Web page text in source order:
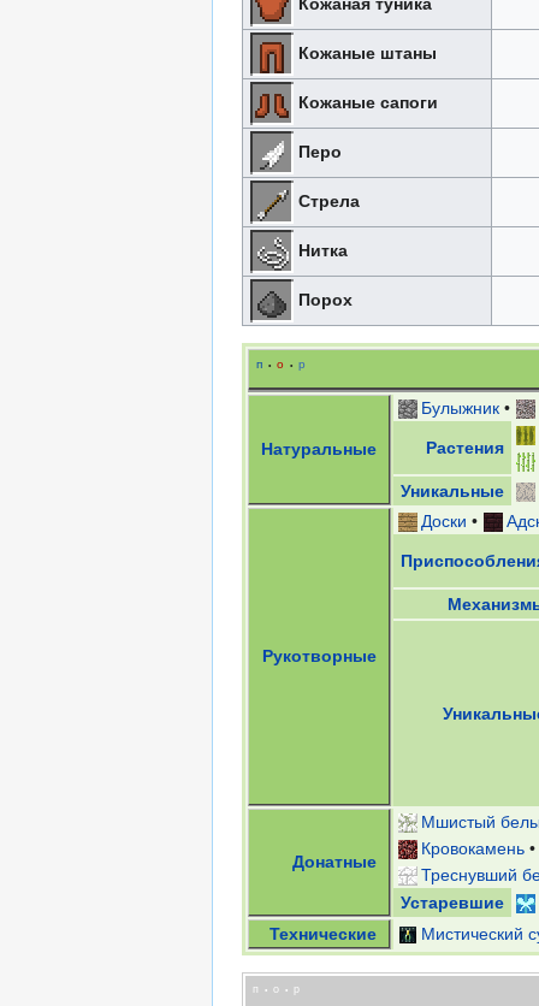
Кожаные штаны
Кожаные сапоги
Перо
Стрела
Нитка
Порох
п • о • р
Натуральные
Булыжник •
Растения
Уникальные
Рукотворные
Доски •
Донатные
Мшистый
Кровокамень
Треснувший
Устаревшие
Технические
Мистический
п • о • р